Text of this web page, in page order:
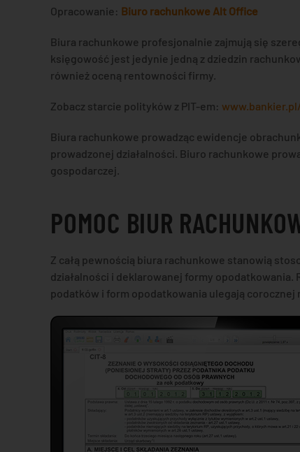
Opracowanie: Biuro rachunkowe Alt Office
Biura rachunkowe profesjonalnie zajmują się
księgowość jest jedynie jedną z dziedzin
również oceną rentowności firmy.
Zobacz starcie polityków z PIT-em:
Biura rachunkowe prowadząc ewidencje
prowadzonej działalności. Biuro rachunkowe
gospodarczej.
POMOC BIUR
Z całą pewnością biura rachunkowe stanowią
działalności i deklarowanej formy opodatkowania.
podatków i form opodatkowania ulegają corocznej